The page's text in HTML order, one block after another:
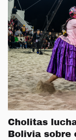
Cholitas
Bolivia sobre